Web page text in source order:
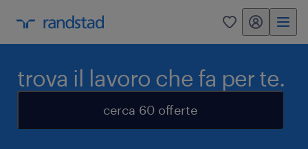
0 my randstad
trova il lavoro che fa per te.
cerca 60 offerte